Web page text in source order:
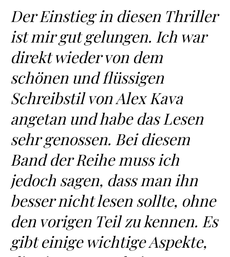
Der Einstieg in diesen Thriller
ist mir gut gelungen. Ich war
direkt wieder von dem
schönen und flüssigen
Schreibstil von Alex Kava
angetan und habe das Lesen
sehr genossen. Bei diesem
Band der Reihe muss ich
jedoch sagen, dass man ihn
besser nicht lesen sollte, ohne
den vorigen Teil zu kennen. Es
gibt einige wichtige Aspekte,